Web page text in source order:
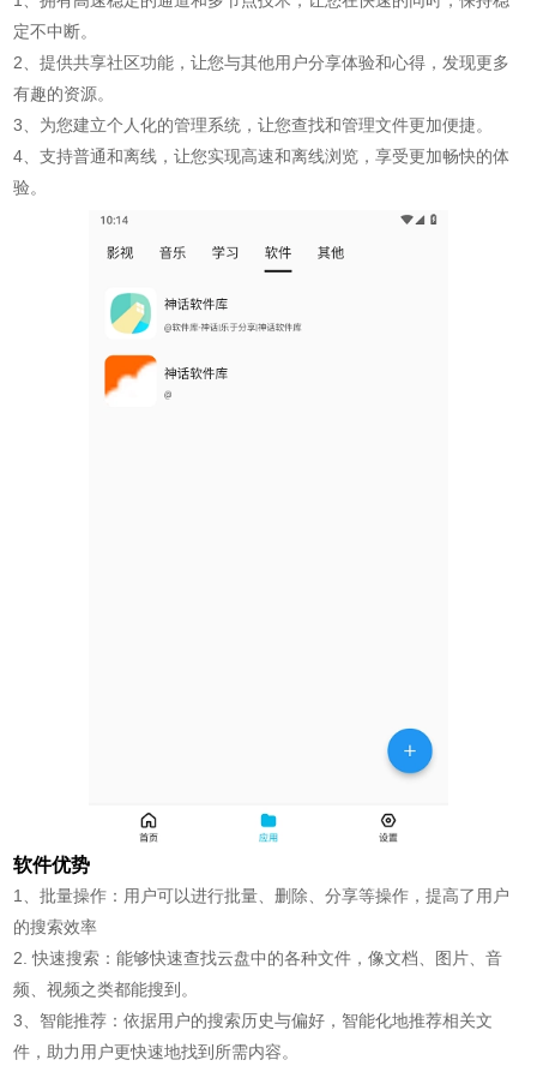
定不中断。
2、提供共享社区功能，让您与其他用户分享体验和心得，发现更多
有趣的资源。
3、为您建立个人化的管理系统，让您查找和管理文件更加便捷。
4、支持普通和离线，让您实现高速和离线浏览，享受更加畅快的体
验。
软件优势
1、批量操作：用户可以进行批量、删除、分享等操作，提高了用户
的搜索效率
2. 快速搜索：能够快速查找云盘中的各种文件，像文档、图片、音
频、视频之类都能搜到。
3、智能推荐：依据用户的搜索历史与偏好，智能化地推荐相关文
件，助力用户更快速地找到所需内容。